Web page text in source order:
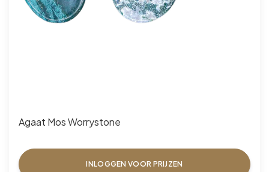
Agaat Mos Worrystone
INLOGGEN VOOR PRIJZEN